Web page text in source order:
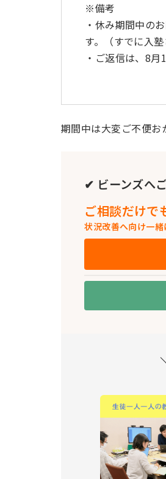
※備考
・休み期間中の
す。（すでに入
・ご返信は、8月
期間中は大変ご不便お
✔ ビーンズへ
ご相談だけで
状況改善へ向け一緒